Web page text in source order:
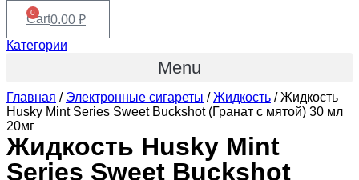
0.00 ₽
0
Cart
Категории
Menu
Главная / Электронные сигареты /Жидкость / Жидкость
Husky Mint Series Sweet Buckshot (Гранат с мятой) 30 мл
20мг
Жидкость Husky Mint
Series Sweet Buckshot